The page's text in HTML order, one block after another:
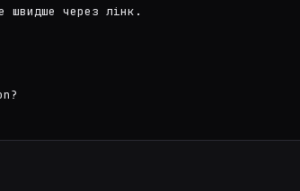
швидше через лінк.